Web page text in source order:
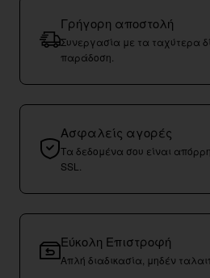
Γρήγορη αποστολή
Συνεργασία με τα ταχύτερα
παράδοση.
Ασφαλείς αγορές
Τα δεδομένα σου είναι
SSL.
Εύκολη Επιστροφή
Απλή διαδικασία, μηδέν